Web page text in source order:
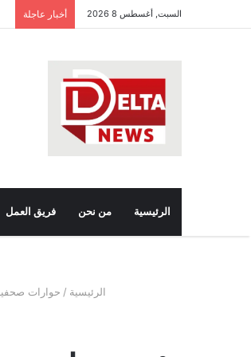
السبت, أغسطس 8 2026 أخبار عاجلة
الرئيسية من نحن فريق العمل
الرئيسية / حوارات